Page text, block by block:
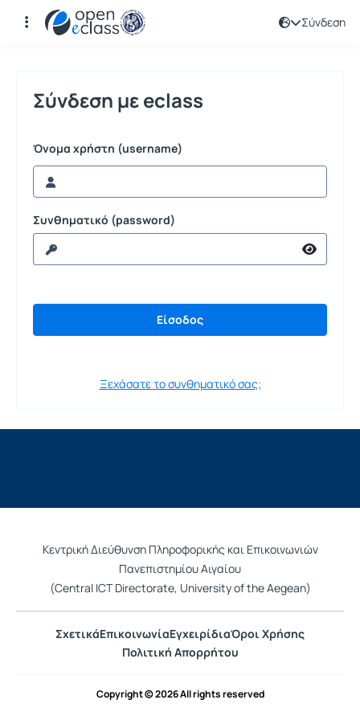
Σύνδεση
Σύνδεση
Σύνδεση με eclass
Όνομα χρήστη (username)
Συνθηματικό (password)
Ξεχάσατε το συνθηματικό σας;
Κεντρική Διεύθυνση Πληροφορικής και Επικοινωνιών
Πανεπιστημίου Αιγαίου
(Central ICT Directorate, University of the Aegean)
ΣχετικάΕπικοινωνίαΕγχειρίδιαΌροι Χρήσης
Πολιτική Απορρήτου
Copyright © 2026 All rights reserved